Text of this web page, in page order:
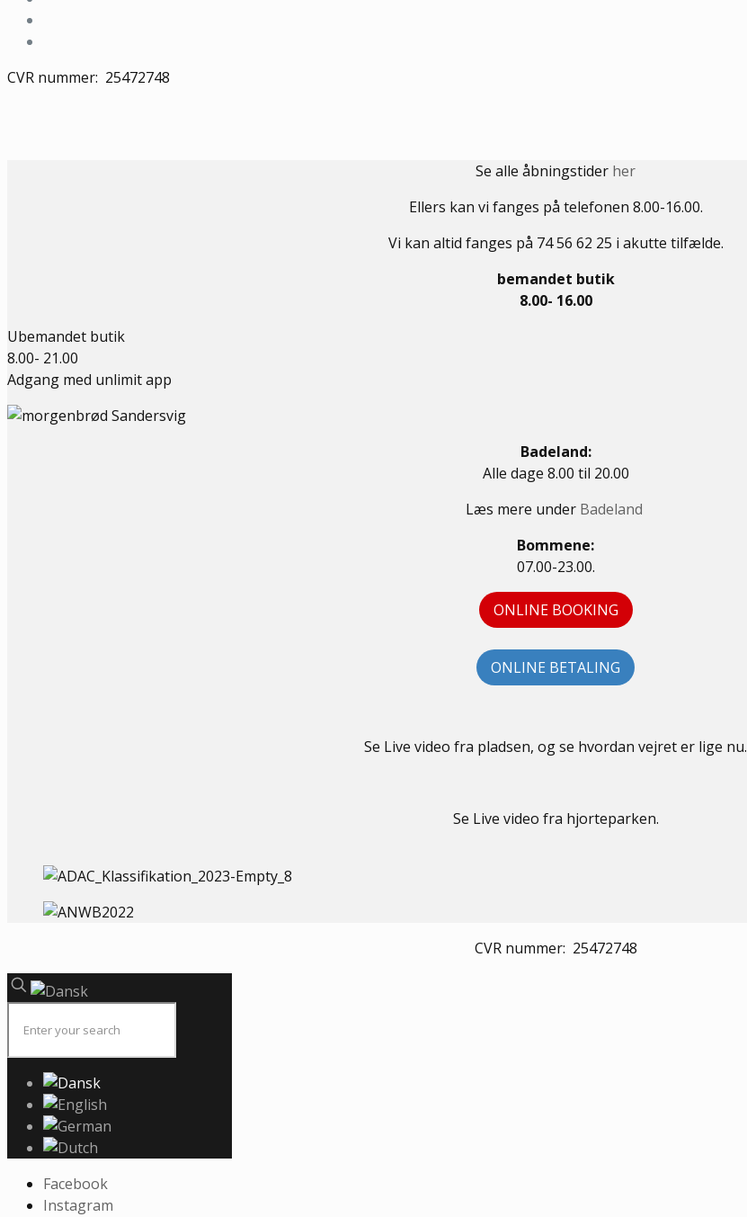
CVR nummer: 25472748
Se alle åbningstider her
Ellers kan vi fanges på telefonen 8.00-16.00.
Vi kan altid fanges på 74 56 62 25 i akutte tilfælde.
bemandet butik
8.00- 16.00
Ubemandet butik
8.00- 21.00
Adgang med unlimit app
Badeland:
Alle dage 8.00 til 20.00
Læs mere under Badeland
Bommene:
07.00-23.00.
ONLINE BOOKING
ONLINE BETALING
Se Live video fra pladsen, og se hvordan vejret er lige nu.
Se Live video fra hjorteparken.
CVR nummer: 25472748
Facebook
Instagram